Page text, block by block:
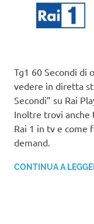
Tg1 60 Secondi di
vedere in diretta
Secondi” su Rai
Inoltre trovi anche
Rai 1 in tv e come
demand.
CONTINUA A